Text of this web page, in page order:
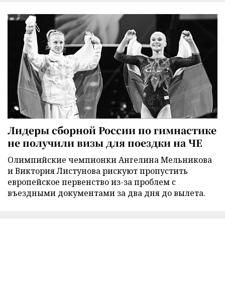
Лидеры сборной России по гимнастике
не получили визы для поездки на ЧЕ
Олимпийские чемпионки Ангелина Мельникова
и Виктория Листунова рискуют пропустить
европейское первенство из-за проблем с
въездными документами за два дня до вылета.